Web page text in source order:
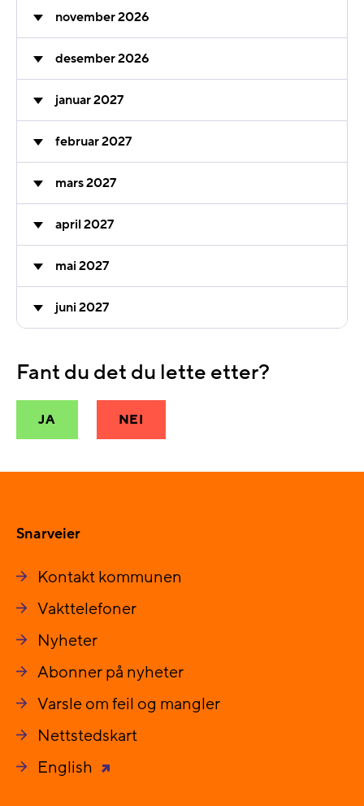
november 2026
desember 2026
januar 2027
februar 2027
mars 2027
april 2027
mai 2027
juni 2027
Fant du det du lette etter?
JA NEI
Snarveier
Kontakt kommunen
Vakttelefoner
Nyheter
Abonner på nyheter
Varsle om feil og mangler
Nettstedskart
English